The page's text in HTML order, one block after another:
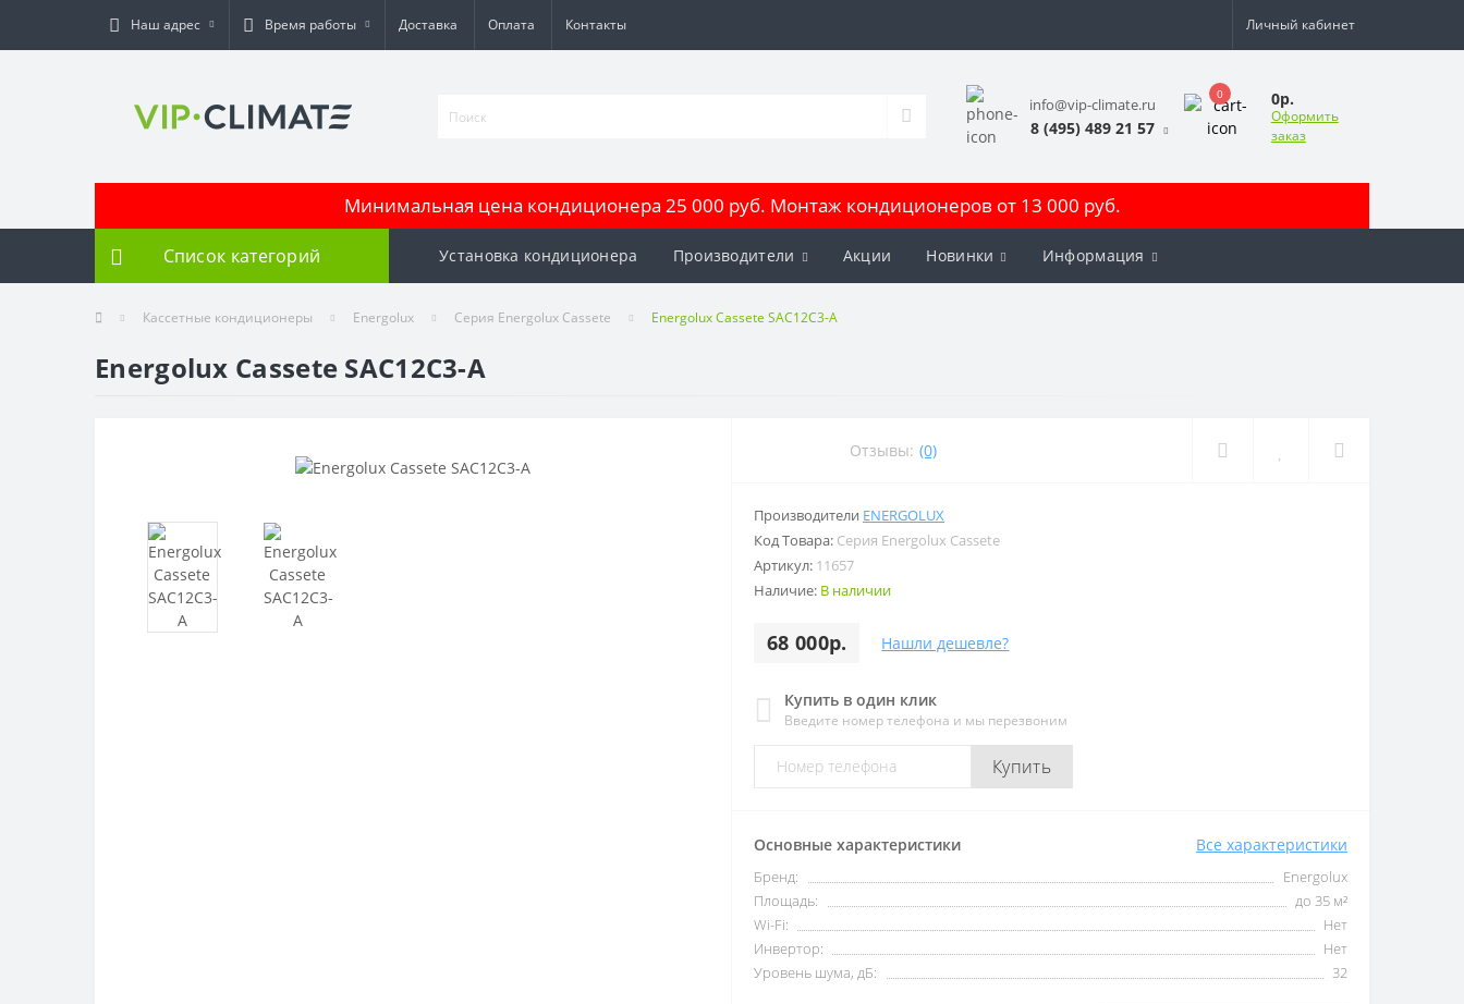
Наш адрес Время работы Доставка Оплата Контакты Личный кабинет
info@vip-climate.ru
8 (495) 489 21 57
0 0р.
Оформить
заказ
Минимальная цена кондиционера 25 000 руб. Монтаж кондиционеров от 13 000 руб.
Список категорий Установка кондиционера Производители Акции Новинки Информация
Кассетные кондиционеры Energolux Серия Energolux Cassete Energolux Cassete SAC12C3-A
Energolux Cassete SAC12C3-A
Отзывы: (0)
Производители ENERGOLUX
Код Товара: Серия Energolux Cassete
Артикул: 11657
Наличие: В наличии
68 000р. Нашли дешевле?
Купить в один клик
Введите номер телефона и мы перезвоним
Купить
Основные характеристики Все характеристики
Бренд:
Energolux
Площадь:
до 35 м²
Wi-Fi:
Нет
Инвертор:
Нет
Уровень шума, дБ:
32